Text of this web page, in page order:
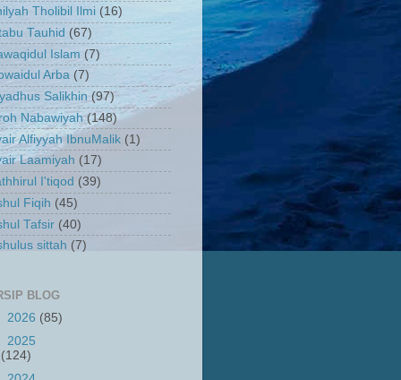
Tholibil Ilmi (16)
Tauhid (67)
Islam (7)
Arba (7)
Salikhin (97)
Nabawiyah (148)
Alfiyyah IbnuMalik (1)
Laamiyah (17)
I'tiqod (39)
Fiqih (45)
Tafsir (40)
sittah (7)
BLOG
2026 (85)
2025
(124)